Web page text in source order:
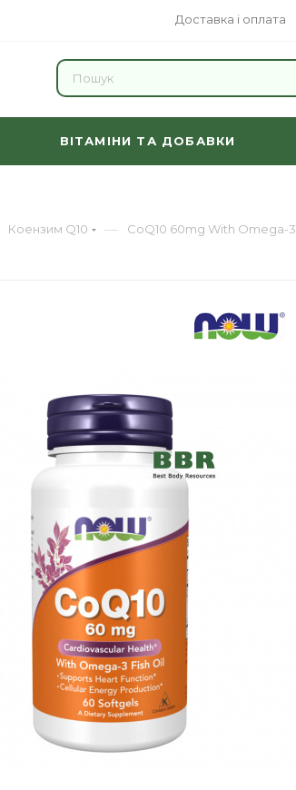
Доставка і оплата
ВІТАМІНИ ТА ДОБАВКИ
Коензим Q10 — CoQ10 60mg With Omega-